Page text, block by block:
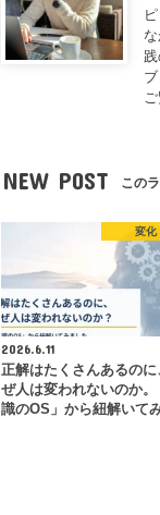
NEW POST この
変化
2026.6.11
正解はたくさんあるのに
ぜ人は変われないのか。
識のOS」から紐解いて